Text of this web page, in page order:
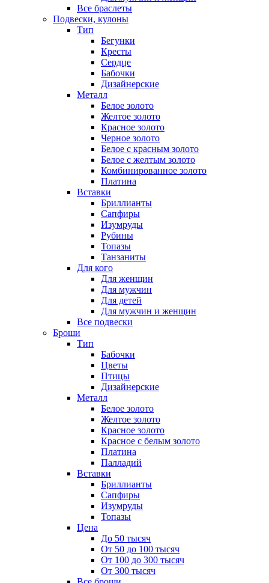
Все браслеты
Подвески, кулоны
Тип
Бегунки
Кресты
Сердце
Бабочки
Дизайнерские
Металл
Белое золото
Желтое золото
Красное золото
Черное золото
Белое с красным золото
Белое с желтым золото
Комбинированное золото
Платина
Вставки
Бриллианты
Сапфиры
Изумруды
Рубины
Топазы
Танзаниты
Для кого
Для женщин
Для мужчин
Для детей
Для мужчин и женщин
Все подвески
Броши
Тип
Бабочки
Цветы
Птицы
Дизайнерские
Металл
Белое золото
Желтое золото
Красное золото
Красное с белым золото
Платина
Палладий
Вставки
Бриллианты
Сапфиры
Изумруды
Топазы
Цена
До 50 тысяч
От 50 до 100 тысяч
От 100 до 300 тысяч
От 300 тысяч